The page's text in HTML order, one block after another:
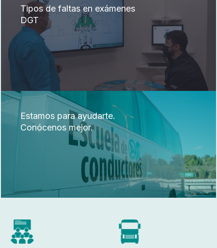
Tipos de faltas en exámenes
DGT
Estamos para ayudarte.
Conócenos mejor.